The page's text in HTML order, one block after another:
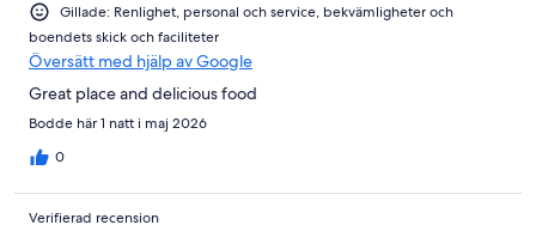
Gillade: Renlighet, personal och service, bekvämligheter och
boendets skick och faciliteter
Översätt med hjälp av Google
Great place and delicious food
Bodde här 1 natt i maj 2026
0
Verifierad recension